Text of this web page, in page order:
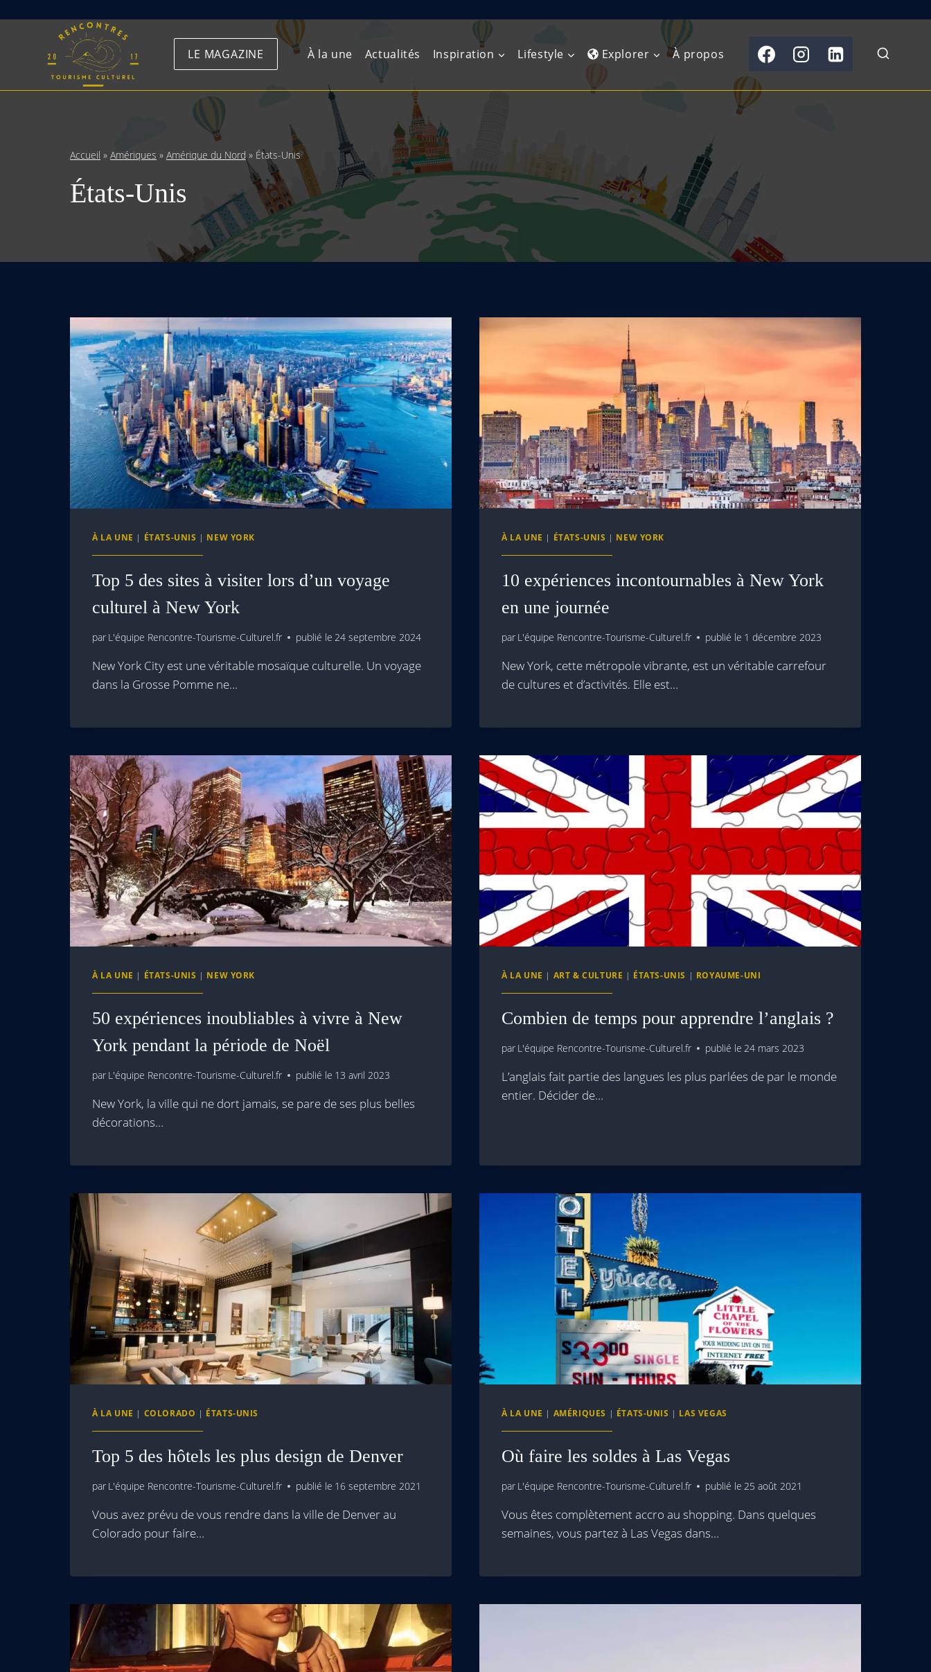
LE MAGAZINE À la une Actualités Inspiration Lifestyle Explorer
Europe de l’Ouest
Europe du Nord
Europe centrale Antilles et Caraïbes
Amérique du Sud
Afrique de l’Ouest
Afrique de l’Est
Asie centrale
Sous-continent
indien
Asie du Sud-Est
À propos
Accueil » Amériques » Amérique du Nord » États-Unis
États-Unis
À LA UNE | ÉTATS-UNIS | NEW YORK
Top 5 des sites à visiter lors d’un voyage
culturel à New York
par L'équipe Rencontre-Tourisme-Culturel.fr publié le 24 septembre 2024
New York City est une véritable mosaïque culturelle. Un voyage
dans la Grosse Pomme ne…
À LA UNE | ÉTATS-UNIS | NEW YORK
10 expériences incontournables à New York
en une journée
par L'équipe Rencontre-Tourisme-Culturel.fr publié le 1 décembre 2023
New York, cette métropole vibrante, est un véritable carrefour
de cultures et d’activités. Elle est…
À LA UNE | ÉTATS-UNIS | NEW YORK
50 expériences inoubliables à vivre à New
York pendant la période de Noël
par L'équipe Rencontre-Tourisme-Culturel.fr publié le 13 avril 2023
New York, la ville qui ne dort jamais, se pare de ses plus belles
décorations…
À LA UNE | ART & CULTURE | ÉTATS-UNIS | ROYAUME-UNI
Combien de temps pour apprendre l’anglais ?
par L'équipe Rencontre-Tourisme-Culturel.fr publié le 24 mars 2023
L’anglais fait partie des langues les plus parlées de par le monde
entier. Décider de…
À LA UNE | COLORADO | ÉTATS-UNIS
Top 5 des hôtels les plus design de Denver
par L'équipe Rencontre-Tourisme-Culturel.fr publié le 16 septembre 2021
Vous avez prévu de vous rendre dans la ville de Denver au
Colorado pour faire…
À LA UNE | AMÉRIQUES | ÉTATS-UNIS | LAS VEGAS
Où faire les soldes à Las Vegas
par L'équipe Rencontre-Tourisme-Culturel.fr publié le 25 août 2021
Vous êtes complètement accro au shopping. Dans quelques
semaines, vous partez à Las Vegas dans…